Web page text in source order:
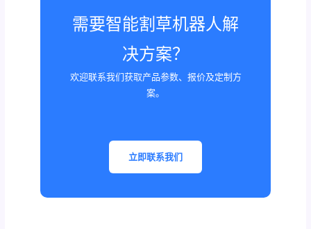
需要智能割草机器人解
决方案？
欢迎联系我们获取产品参数、报价及定制方
案。
立即联系我们